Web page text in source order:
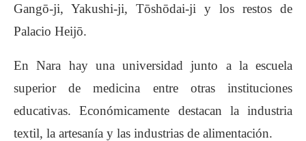
Gangō-ji, Yakushi-ji, Tōshōdai-ji y los restos de
Palacio Heijō.
En Nara hay una universidad junto a la escuela
superior de medicina entre otras instituciones
educativas. Económicamente destacan la industria
textil, la artesanía y las industrias de alimentación.